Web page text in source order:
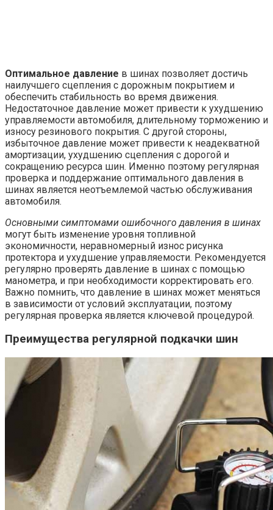
Оптимальное давление в шинах позволяет достичь
наилучшего сцепления с дорожным покрытием и
обеспечить стабильность во время движения.
Недостаточное давление может привести к ухудшению
управляемости автомобиля, длительному торможению и
износу резинового покрытия. С другой стороны,
избыточное давление может привести к неадекватной
амортизации, ухудшению сцепления с дорогой и
сокращению ресурса шин. Именно поэтому регулярная
проверка и поддержание оптимального давления в
шинах является неотъемлемой частью обслуживания
автомобиля.
Основными симптомами ошибочного давления в шинах
могут быть изменение уровня топливной
экономичности, неравномерный износ рисунка
протектора и ухудшение управляемости. Рекомендуется
регулярно проверять давление в шинах с помощью
манометра, и при необходимости корректировать его.
Важно помнить, что давление в шинах может меняться
в зависимости от условий эксплуатации, поэтому
регулярная проверка является ключевой процедурой.
Преимущества регулярной подкачки шин